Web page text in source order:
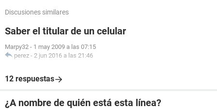
Discusiones similares
Saber el titular de un celular
Marpy32 - 1 may 2009 a las 07:15
perez - 2 jun 2016 a las 21:46
12 respuestas
¿A nombre de quién está esta línea?